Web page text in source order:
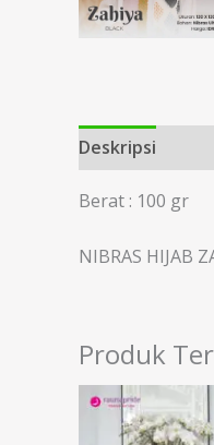
Deskripsi
Berat : 100 gr
NIBRAS HIJAB
Produk